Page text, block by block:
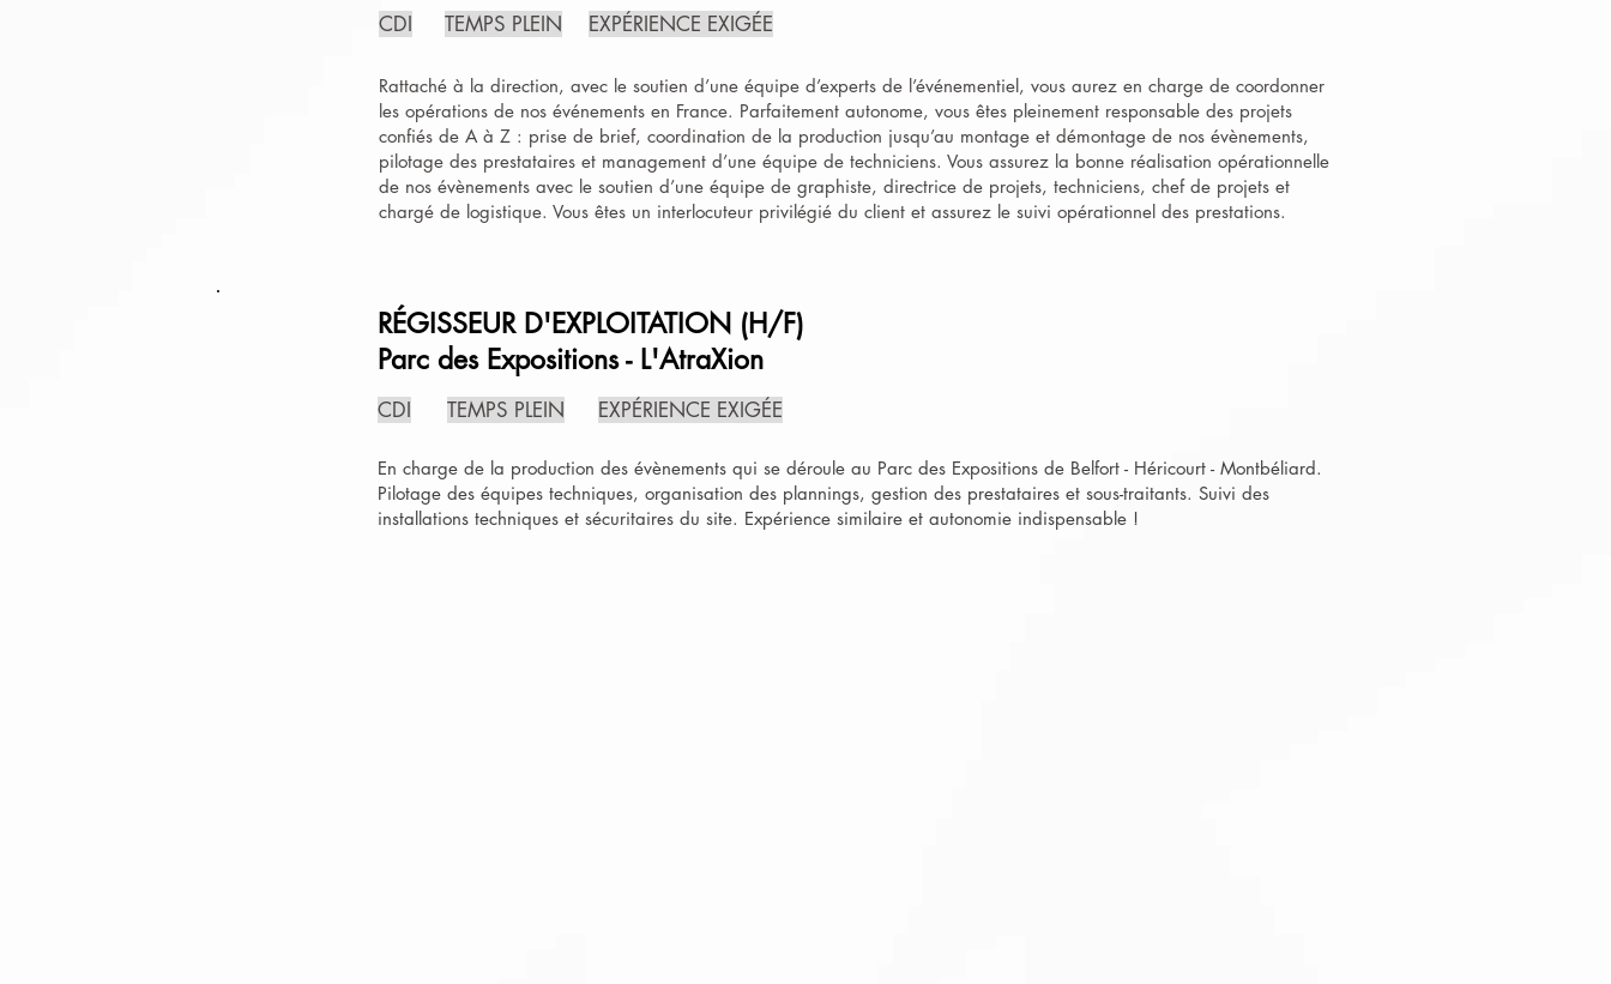
CDI TEMPS PLEIN EXPÉRIENCE EXIGÉE
Rattaché à la direction, avec le soutien d’une équipe d’experts de l’événementiel, vous aurez en charge de coordonner
les opérations de nos événements en France. Parfaitement autonome, vous êtes pleinement responsable des projets
confiés de A à Z : prise de brief, coordination de la production jusqu’au montage et démontage de nos évènements,
pilotage des prestataires et management d’une équipe de techniciens. Vous assurez la bonne réalisation opérationnelle
de nos évènements avec le soutien d’une équipe de graphiste, directrice de projets, techniciens, chef de projets et
chargé de logistique. Vous êtes un interlocuteur privilégié du client et assurez le suivi opérationnel des prestations.
RÉGISSEUR D'EXPLOITATION (H/F)
Parc des Expositions - L'AtraXion
CDI TEMPS PLEIN EXPÉRIENCE EXIGÉE
En charge de la production des évènements qui se déroule au Parc des Expositions de Belfort - Héricourt - Montbéliard.
Pilotage des équipes techniques, organisation des plannings, gestion des prestataires et sous-traitants. Suivi des
installations techniques et sécuritaires du site. Expérience similaire et autonomie indispensable !